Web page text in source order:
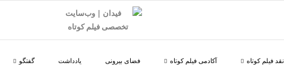
نقد فیلم کوتاه آکادمی فیلم کوتاه فضای بیرونی یادداشت گفتگو